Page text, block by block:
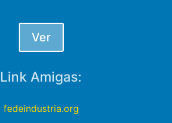
Ver
Link Amigas:
fedeindustria.org